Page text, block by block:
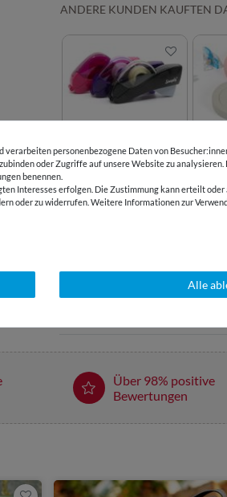
ANDERE KUNDEN KAUFTEN
Klebebandabroller
Über 98% positive
Bewertungen
personenbezogene Daten von
oder Zugriffe auf unsere Website zu
benennen.
Interesses erfolgen. Die Zustimmung kann erteilt oder
oder zu widerrufen. Weitere Informationen zur
Alle